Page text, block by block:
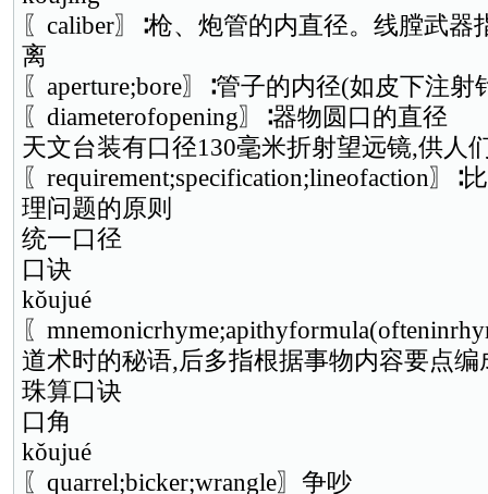
〖caliber〗∶枪、炮管的内直径。线膛武
离
〖aperture;bore〗∶管子的内径(如皮下注
〖diameterofopening〗∶器物圆口的直径
天文台装有口径130毫米折射望远镜,供人
〖requirement;specification;lineofaction〗∶
理问题的原则
统一口径
口诀
kǒujué
〖
道术时的秘语,后多指根据事物内容要点
珠算口诀
口角
kǒujué
〖quarrel;bicker;wrangle〗争吵